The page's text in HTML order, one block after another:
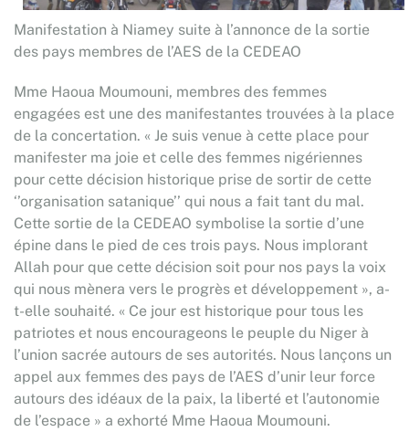
Manifestation à Niamey suite à l’annonce de la sortie
des pays membres de l’AES de la CEDEAO
Mme Haoua Moumouni, membres des femmes
engagées est une des manifestantes trouvées à la place
de la concertation. « Je suis venue à cette place pour
manifester ma joie et celle des femmes nigériennes
pour cette décision historique prise de sortir de cette
‘’organisation satanique’’ qui nous a fait tant du mal.
Cette sortie de la CEDEAO symbolise la sortie d’une
épine dans le pied de ces trois pays. Nous implorant
Allah pour que cette décision soit pour nos pays la voix
qui nous mènera vers le progrès et développement », a-
t-elle souhaité. « Ce jour est historique pour tous les
patriotes et nous encourageons le peuple du Niger à
l’union sacrée autours de ses autorités. Nous lançons un
appel aux femmes des pays de l’AES d’unir leur force
autours des idéaux de la paix, la liberté et l’autonomie
de l’espace » a exhorté Mme Haoua Moumouni.